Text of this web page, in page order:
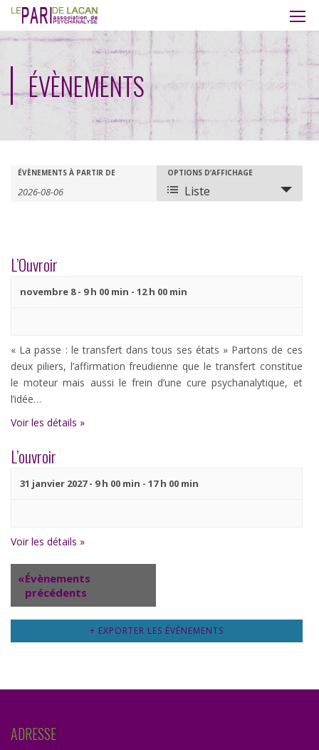
ÉVÈNEMENTS
Recherche
de
Rechercher
ÉVÈNEMENTS À PARTIR DE
Navigation
de
OPTIONS D’AFFICHAGE
Liste
L’Ouvroir
novembre 8 - 9 h 00 min - 12 h 00 min
« La passe : le transfert dans tous ses états » Partons de ces
deux piliers, l’affirmation freudienne que le transfert constitue
le moteur mais aussi le frein d’une cure psychanalytique, et
l’idée…
Voir les détails »
L’ouvroir
31 janvier 2027 - 9 h 00 min - 17 h 00 min
Voir les détails »
«Évènements
précédents
+ EXPORTER LES ÉVÈNEMENTS
ADRESSE